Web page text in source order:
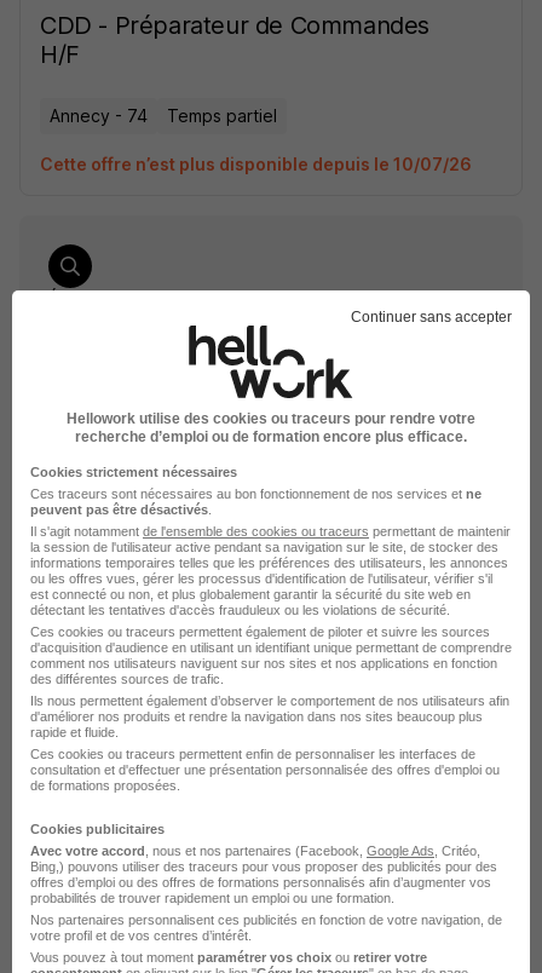
CDD - Préparateur de Commandes
H/F
Annecy - 74 Temps partiel
Cette offre n’est plus disponible depuis le 10/07/26
Entreprise Sysco France
Emploi Annecy
DÉPOSEZ VOTRE CV
Rendez votre CV accessible à l’ensemble des
recruteurs de la CVthèque Hellowork.
L'emploi chez Sysco France par Ville
Sysco France Limonest
Continuer sans accepter
Hellowork utilise des cookies ou traceurs pour rendre votre
recherche d’emploi ou de formation encore plus efficace.
Cookies strictement nécessaires
Ces traceurs sont nécessaires au bon fonctionnement de nos services et ne
peuvent pas être désactivés
Il s'agit notamment de l'ensemble des cookies ou traceurs permettant de maintenir
la session de l'utilisateur active pendant sa navigation sur le site, de stocker des
informations temporaires telles que les préférences des utilisateurs, les annonces
ou les offres vues, gérer les processus d'identification de l'utilisateur, vérifier s'il
est connecté ou non, et plus globalement garantir la sécurité du site web en
détectant les tentatives d'accès frauduleux ou les violations de sécurité.
Ces cookies ou traceurs permettent également de piloter et suivre les sources
d'acquisition d'audience en utilisant un identifiant unique permettant de comprendre
comment nos utilisateurs naviguent sur nos sites et nos applications en fonction
des différentes sources de trafic.
Ils nous permettent également d’observer le comportement de nos utilisateurs afin
d'améliorer nos produits et rendre la navigation dans nos sites beaucoup plus
rapide et fluide.
Ces cookies ou traceurs permettent enfin de personnaliser les interfaces de
consultation et d'effectuer une présentation personnalisée des offres d'emploi ou
de formations proposées.
Cookies publicitaires
Avec votre accord , nous et nos partenaires (Facebook, Google Ads , Critéo,
Bing,) pouvons utiliser des traceurs pour vous proposer des publicités pour des
offres d’emploi ou des offres de formations personnalisés afin d’augmenter vos
probabilités de trouver rapidement un emploi ou une formation.
Nos partenaires personnalisent ces publicités en fonction de votre navigation, de
votre profil et de vos centres d’intérêt.
Vous pouvez à tout moment paramétrer vos choix ou retirer votre